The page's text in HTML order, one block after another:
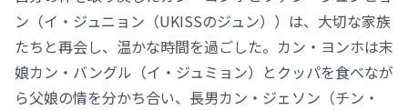
ン（イ・ジュニョン（UKISSのジュン））は、大切な家族
たちと再会し、温かな時間を過ごした。カン・ヨンホは末
娘カン・バングル（イ・ジュミョン）とクッパを食べなが
ら父娘の情を分かち合い、長男カン・ジェソン（チン・